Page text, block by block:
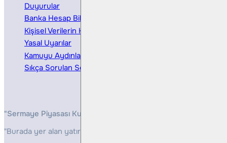
Duyurular
Banka Hesap Bilgileri
Kişisel Verilerin Korunması
Yasal Uyarılar
Kamuyu Aydınlatma
Sıkça Sorulan Sorular
"Sermaye Piyasası Kurulunun, Yatırım Hizmetleri ve
"Burada yer alan yatırım bilgi, yorum ve tavsiyeleri yatırım